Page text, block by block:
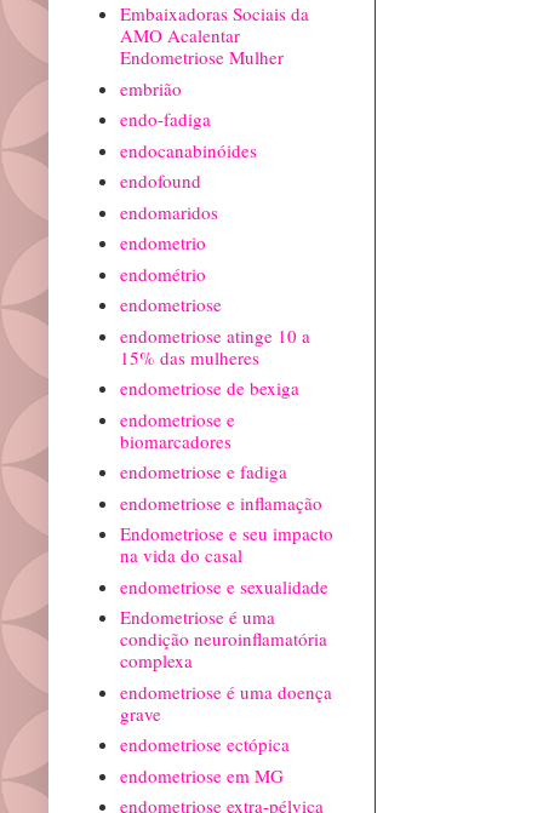
Embaixadoras Sociais da
AMO Acalentar
Endometriose Mulher
embrião
endo-fadiga
endocanabinóides
endofound
endomaridos
endometrio
endométrio
endometriose
endometriose atinge 10 a
15% das mulheres
endometriose de bexiga
endometriose e
biomarcadores
endometriose e fadiga
endometriose e inflamação
Endometriose e seu impacto
na vida do casal
endometriose e sexualidade
Endometriose é uma
condição neuroinflamatória
complexa
endometriose é uma doença
grave
endometriose ectópica
endometriose em MG
endometriose extra-pélvica